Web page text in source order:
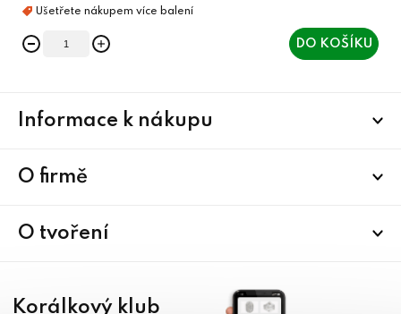
DO KOŠÍKU
Informace k nákupu
O firmě
O tvoření
Korálkový klub